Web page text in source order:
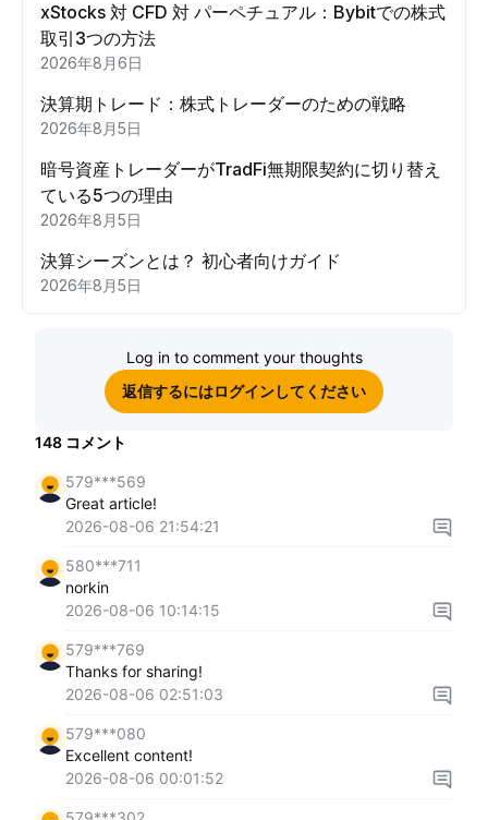
xStocks 対 CFD 対 パーペチュアル：Bybitでの株式
取引3つの方法
2026年8月6日
決算期トレード：株式トレーダーのための戦略
2026年8月5日
暗号資産トレーダーがTradFi無期限契約に切り替え
ている5つの理由
2026年8月5日
決算シーズンとは？ 初心者向けガイド
2026年8月5日
Log in to comment your thoughts
返信するにはログインしてください
148 コメント
579***569
Great article!
2026-08-06 21:54:21
580***711
norkin
2026-08-06 10:14:15
579***769
Thanks for sharing!
2026-08-06 02:51:03
579***080
Excellent content!
2026-08-06 00:01:52